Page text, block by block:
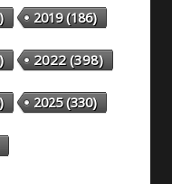
2019(186)
2022(398)
2025(330)